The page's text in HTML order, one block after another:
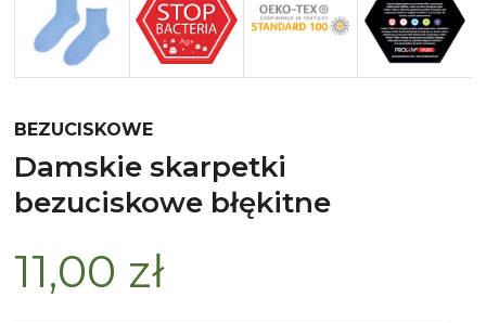
BEZUCISKOWE
damskie skarpetki
bezuciskowe błękitne
11,00 zł
Bawełna merceryzowana